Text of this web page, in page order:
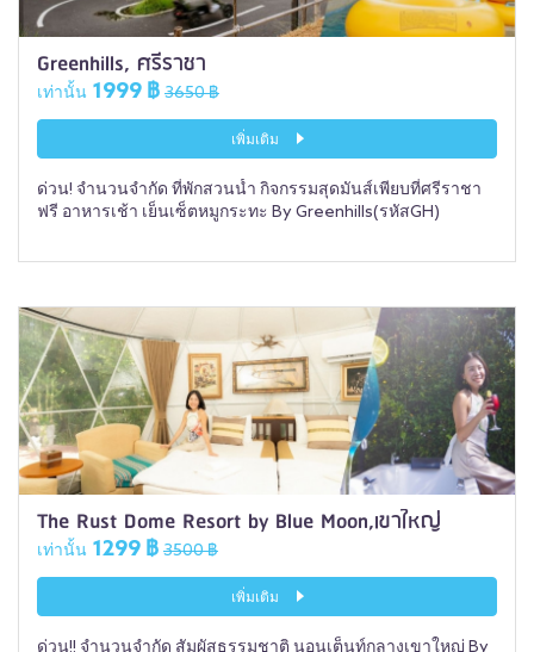
Greenhills, ศรีราชา
เท่านั้น 1999 ฿ 3650 ฿
เพิ่มเติม
ด่วน! จำนวนจำกัด ที่พักสวนน้ำ กิจกรรมสุดมันส์เพียบที่ศรีราชา
ฟรี อาหารเช้า เย็นเซ็ตหมูกระทะ By Greenhills(รหัสGH)
The Rust Dome Resort by Blue Moon,เขาใหญ่
เท่านั้น 1299 ฿ 3500 ฿
เพิ่มเติม
ด่วน!! จำนวนจำกัด สัมผัสธรรมชาติ นอนเต็นท์กลางเขาใหญ่ By